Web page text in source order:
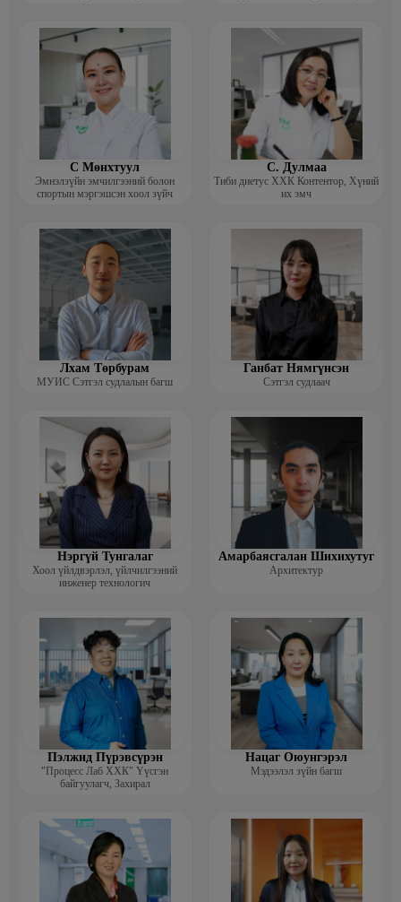
С Мөнхтуул
Эмнэлзүйн эмчилгээний болон
спортын мэргэшсэн хоол зүйч
С. Дулмаа
Тиби диетус ХХК Контентор, Хүний
их эмч
Лхам Төрбурам
МУИС Сэтгэл судлалын багш
Ганбат Нямгүнсэн
Сэтгэл судлаач
Нэргүй Тунгалаг
Хоол үйлдвэрлэл, үйлчилгээний
инженер технологич
Амарбаясгалан Шихихутуг
Архитектур
Пэлжид Пүрэвсүрэн
"Процесс Лаб ХХК" Үүсгэн
байгуулагч, Захирал
Нацаг Оюунгэрэл
Мэдээлэл зүйн багш